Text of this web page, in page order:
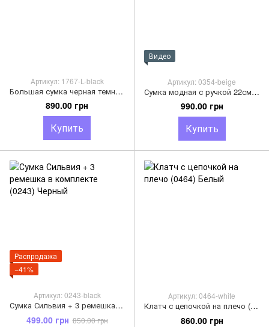
Артикул: 1767-L-black
Большая сумка черная темная застежка клапан в полоску А-1767 Черная
890.00 грн
Купить
Видео
Артикул: 0354-beige
Сумка модная с ручкой 22см серебристая фурнитура А25-0354 Бежевая
990.00 грн
Купить
Распродажа
−41%
Артикул: 0243-black
Сумка Сильвия + 3 ремешка в комплекте (0243) Черный
499.00 грн 850.00 грн
Артикул: 0464-white
Клатч с цепочкой на плечо (0464) Белый
860.00 грн